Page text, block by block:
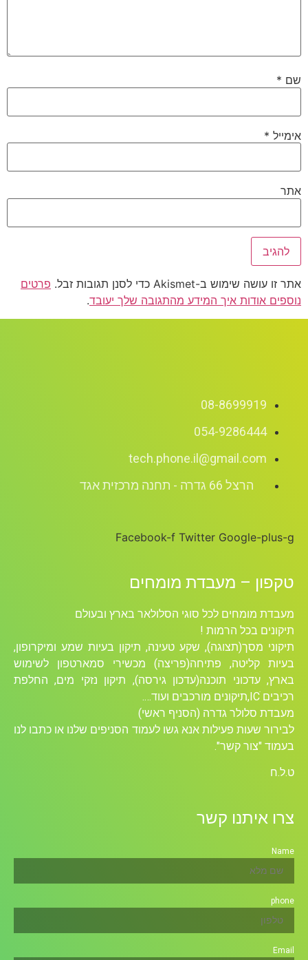
שם *
אימייל *
אתר
אתר זו עושה שימוש ב-Akismet כדי לסנן תגובות זבל.
פרטים
נוספים אודות איך המידע מהתגובה שלך יעובד.
08-8699919
054-9286444
tech.phone.il@gmail.com
הרצל 66 גדרה - תחנה מרכזית אגד
Facebook-f Twitter Google-plus-g
טקפון – מעבדת מומחים
מעבדת מומחים לכל סוגי הסלולאר בארץ ובעולם
תיקונים בכל הרמות !
תיקוני מסך(תצוגה), שקע טעינה, תיקון בעיות שמע ומיקרופון,
בעיות קליטה, פתיחה(פריצה) מכשירי סמארטפון לשימוש
בארץ, עדכוני תוכנה(עדכון גירסה), תיקון נזקי מים, החלפת
רכיבים ICׁ,תיקונים מורכבים ועוד….
מעבדת סלולר גדרה (הסניף ראשי)
לבירור שעות פעילות אנא גשו לעמוד הסניפים שלנו או כתבו לנו
בעמוד "צור קשר".
ט.ל.ח
צרו איתנו קשר
Name
phone
Email